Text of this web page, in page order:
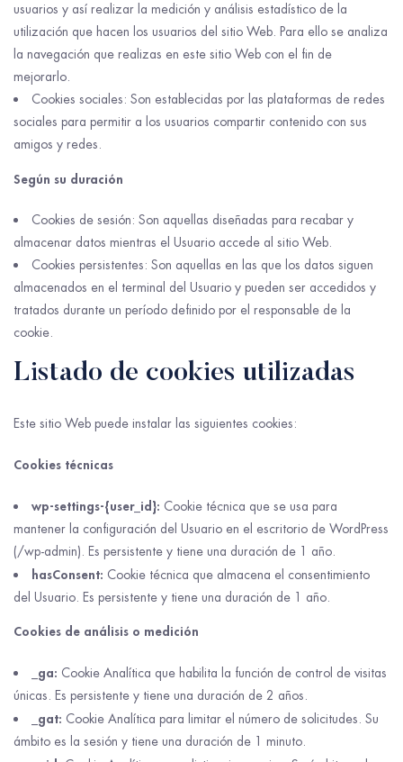
usuarios y así realizar la medición y análisis estadístico de la
utilización que hacen los usuarios del sitio Web. Para ello se analiza
la navegación que realizas en este sitio Web con el fin de
mejorarlo.
Cookies sociales: Son establecidas por las plataformas de redes
sociales para permitir a los usuarios compartir contenido con sus
amigos y redes.
Según su duración
Cookies de sesión: Son aquellas diseñadas para recabar y
almacenar datos mientras el Usuario accede al sitio Web.
Cookies persistentes: Son aquellas en las que los datos siguen
almacenados en el terminal del Usuario y pueden ser accedidos y
tratados durante un período definido por el responsable de la
cookie.
Listado de cookies utilizadas
Este sitio Web puede instalar las siguientes cookies:
Cookies técnicas
wp-settings-{user_id}: Cookie técnica que se usa para
mantener la configuración del Usuario en el escritorio de WordPress
(/wp-admin). Es persistente y tiene una duración de 1 año.
hasConsent: Cookie técnica que almacena el consentimiento
del Usuario. Es persistente y tiene una duración de 1 año.
Cookies de análisis o medición
_ga: Cookie Analítica que habilita la función de control de visitas
únicas. Es persistente y tiene una duración de 2 años.
_gat: Cookie Analítica para limitar el número de solicitudes. Su
ámbito es la sesión y tiene una duración de 1 minuto.